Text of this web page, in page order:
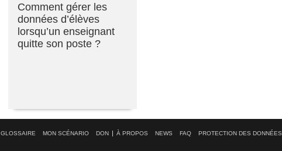
Comment gérer les
données d’élèves
lorsqu’un enseignant
quitte son poste ?
GLOSSAIRE MON SCÉNARIO DON À PROPOS NEWS FAQ PROTECTION DES DONNÉES